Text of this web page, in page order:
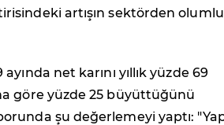
artışın sektörden olumlu
net karını yıllık yüzde 69
göre yüzde 25 büyüttüğünü
şu değerlemeyi yaptı: